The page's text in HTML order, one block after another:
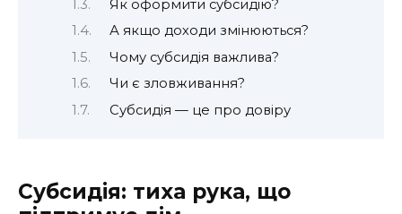
Як оформити субсидію?
А якщо доходи змінюються?
Чому субсидія важлива?
Чи є зловживання?
Субсидія — це про довіру
Субсидія: тиха рука, що